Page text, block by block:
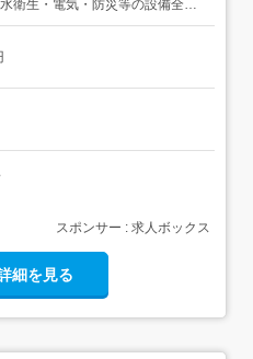
衛生・電気・防災等の設備全般
担当いただきます。<具体的に
ど・施工計画の作成・プロジェ
スポンサー : 求人ボックス
細を見る